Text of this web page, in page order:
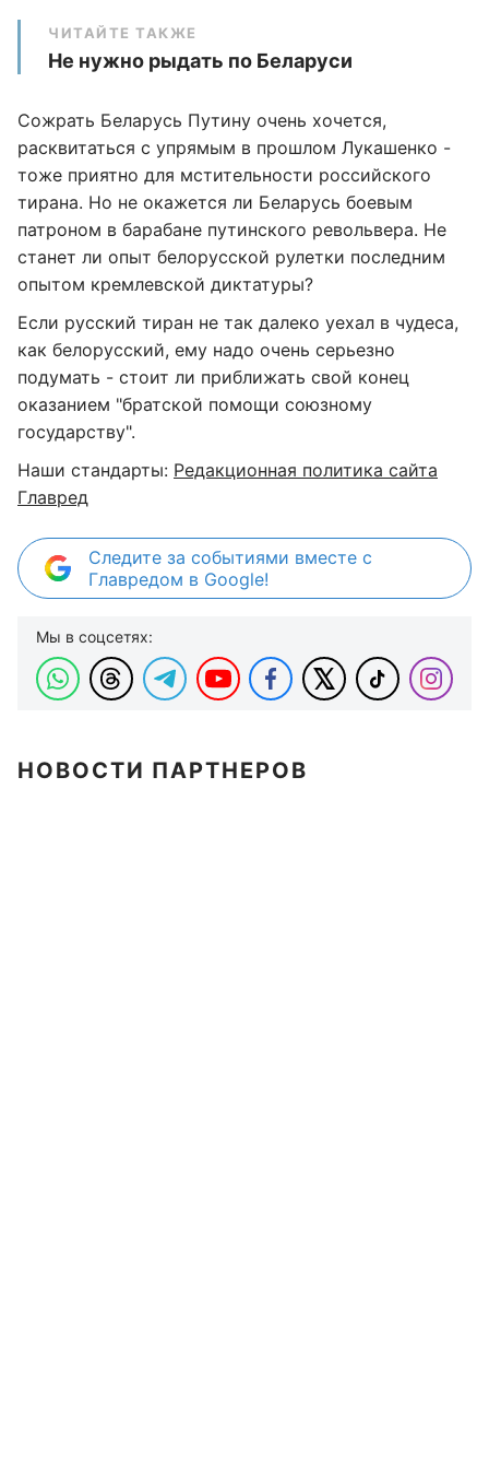
ЧИТАЙТЕ ТАКЖЕ
Не нужно рыдать по Беларуси
Сожрать Беларусь Путину очень хочется,
расквитаться с упрямым в прошлом Лукашенко -
тоже приятно для мстительности российского
тирана. Но не окажется ли Беларусь боевым
патроном в барабане путинского револьвера. Не
станет ли опыт белорусской рулетки последним
опытом кремлевской диктатуры?
Если русский тиран не так далеко уехал в чудеса,
как белорусский, ему надо очень серьезно
подумать - стоит ли приближать свой конец
оказанием "братской помощи союзному
государству".
Наши стандарты: Редакционная политика сайта
Главред
Следите за событиями вместе с
Главредом в Google!
Мы в соцсетях:
НОВОСТИ ПАРТНЕРОВ